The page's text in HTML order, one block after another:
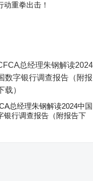
动重拳出击！
总经理朱钢解读2024中国
银行调查报告（附报告下